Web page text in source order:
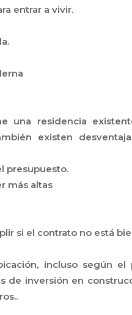
entrar a vivir.
una residencia
existen
presupuesto.
más altas
si el contrato no está
incluso según el
inversión en